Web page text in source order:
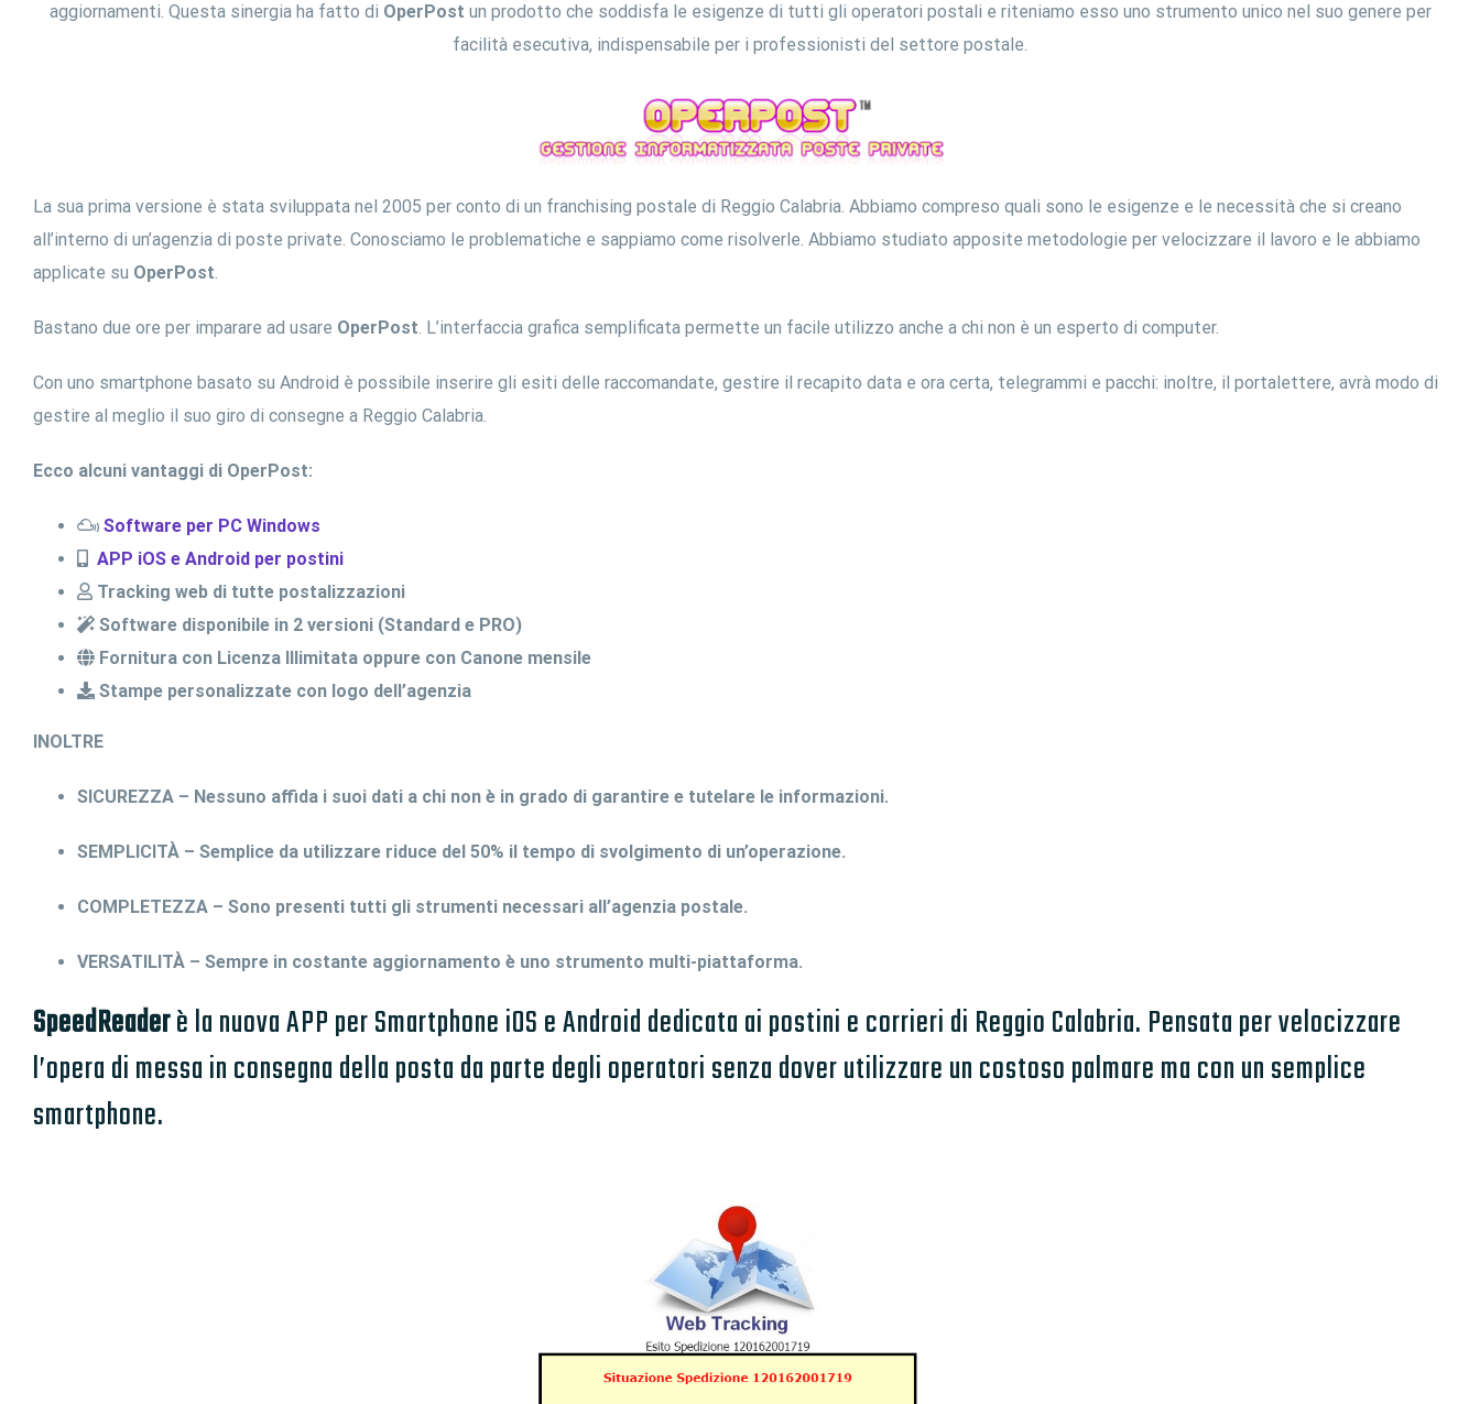
aggiornamenti. Questa sinergia ha fatto di OperPost un prodotto che soddisfa le esigenze di tutti gli operatori postali e riteniamo esso uno strumento unico nel suo genere per
facilità esecutiva, indispensabile per i professionisti del settore postale.
La sua prima versione è stata sviluppata nel 2005 per conto di un franchising postale di Reggio Calabria. Abbiamo compreso quali sono le esigenze e le necessità che si creano
all’interno di un’agenzia di poste private. Conosciamo le problematiche e sappiamo come risolverle. Abbiamo studiato apposite metodologie per velocizzare il lavoro e le abbiamo
applicate su OperPost
Bastano due ore per imparare ad usare OperPost . L’interfaccia grafica semplificata permette un facile utilizzo anche a chi non è un esperto di computer.
Con uno smartphone basato su Android è possibile inserire gli esiti delle raccomandate, gestire il recapito data e ora certa, telegrammi e pacchi: inoltre, il portalettere, avrà modo di
gestire al meglio il suo giro di consegne a Reggio Calabria.
Ecco alcuni vantaggi di OperPost:
Software per PC Windows
APP iOS e Android per postini
Tracking web di tutte postalizzazioni
Software disponibile in 2 versioni (Standard e PRO)
Fornitura con Licenza Illimitata oppure con Canone mensile
Stampe personalizzate con logo dell’agenzia
INOLTRE
SICUREZZA – Nessuno affida i suoi dati a chi non è in grado di garantire e tutelare le informazioni.
SEMPLICITÀ – Semplice da utilizzare riduce del 50% il tempo di svolgimento di un’operazione.
COMPLETEZZA – Sono presenti tutti gli strumenti necessari all’agenzia postale.
VERSATILITÀ – Sempre in costante aggiornamento è uno strumento multi-piattaforma.
SpeedReaderè la nuova APP per Smartphone iOS e Android dedicata ai postini e corrieri di Reggio Calabria. Pensata per velocizzare
l’opera di messa in consegna della posta da parte degli operatori senza dover utilizzare un costoso palmare ma con un semplice
smartphone.